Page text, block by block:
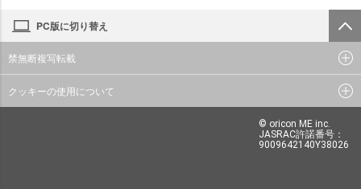
PC版に切り替え
禁無断複写転載
クッキーの使用について
© oricon ME inc.
JASRAC許諾番号：
9009642140Y38026